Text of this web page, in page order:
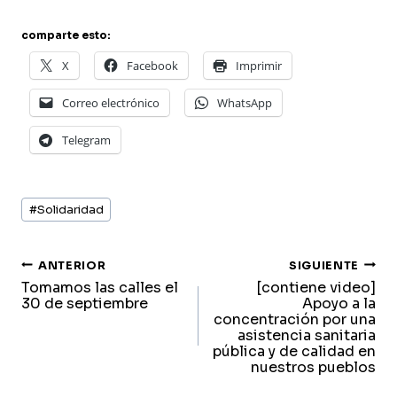
comparte esto:
X Facebook Imprimir
Correo electrónico WhatsApp
Telegram
Etiquetas
de
#Solidaridad
navegación
de
ANTERIOR
Tomamos las calles el
30 de septiembre
SIGUIENTE
[contiene video]
Apoyo a la
concentración por una
asistencia sanitaria
pública y de calidad en
nuestros pueblos